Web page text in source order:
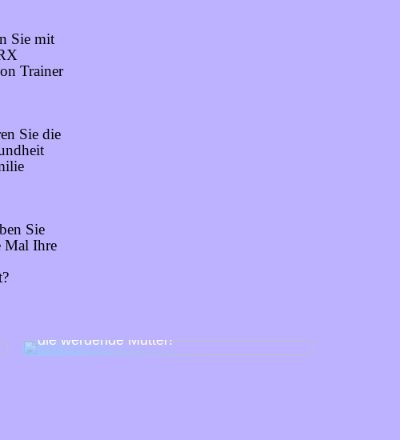
Sie mit
Trainer
Sie die
Sie
Mal Ihre
die werdende Mutter!